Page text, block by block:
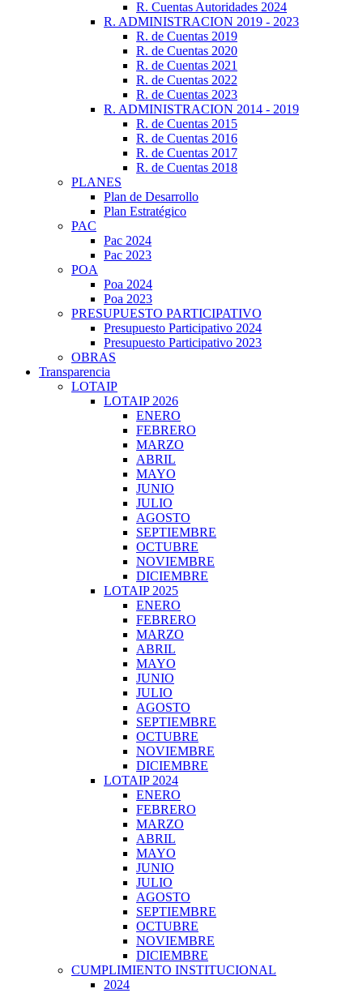
R. Cuentas Autoridades 2024
R. ADMINISTRACION 2019 - 2023
R. de Cuentas 2019
R. de Cuentas 2020
R. de Cuentas 2021
R. de Cuentas 2022
R. de Cuentas 2023
R. ADMINISTRACION 2014 - 2019
R. de Cuentas 2015
R. de Cuentas 2016
R. de Cuentas 2017
R. de Cuentas 2018
PLANES
Plan de Desarrollo
Plan Estratégico
PAC
Pac 2024
Pac 2023
POA
Poa 2024
Poa 2023
PRESUPUESTO PARTICIPATIVO
Presupuesto Participativo 2024
Presupuesto Participativo 2023
OBRAS
Transparencia
LOTAIP
LOTAIP 2026
ENERO
FEBRERO
MARZO
ABRIL
MAYO
JUNIO
JULIO
AGOSTO
SEPTIEMBRE
OCTUBRE
NOVIEMBRE
DICIEMBRE
LOTAIP 2025
ENERO
FEBRERO
MARZO
ABRIL
MAYO
JUNIO
JULIO
AGOSTO
SEPTIEMBRE
OCTUBRE
NOVIEMBRE
DICIEMBRE
LOTAIP 2024
ENERO
FEBRERO
MARZO
ABRIL
MAYO
JUNIO
JULIO
AGOSTO
SEPTIEMBRE
OCTUBRE
NOVIEMBRE
DICIEMBRE
CUMPLIMIENTO INSTITUCIONAL
2024